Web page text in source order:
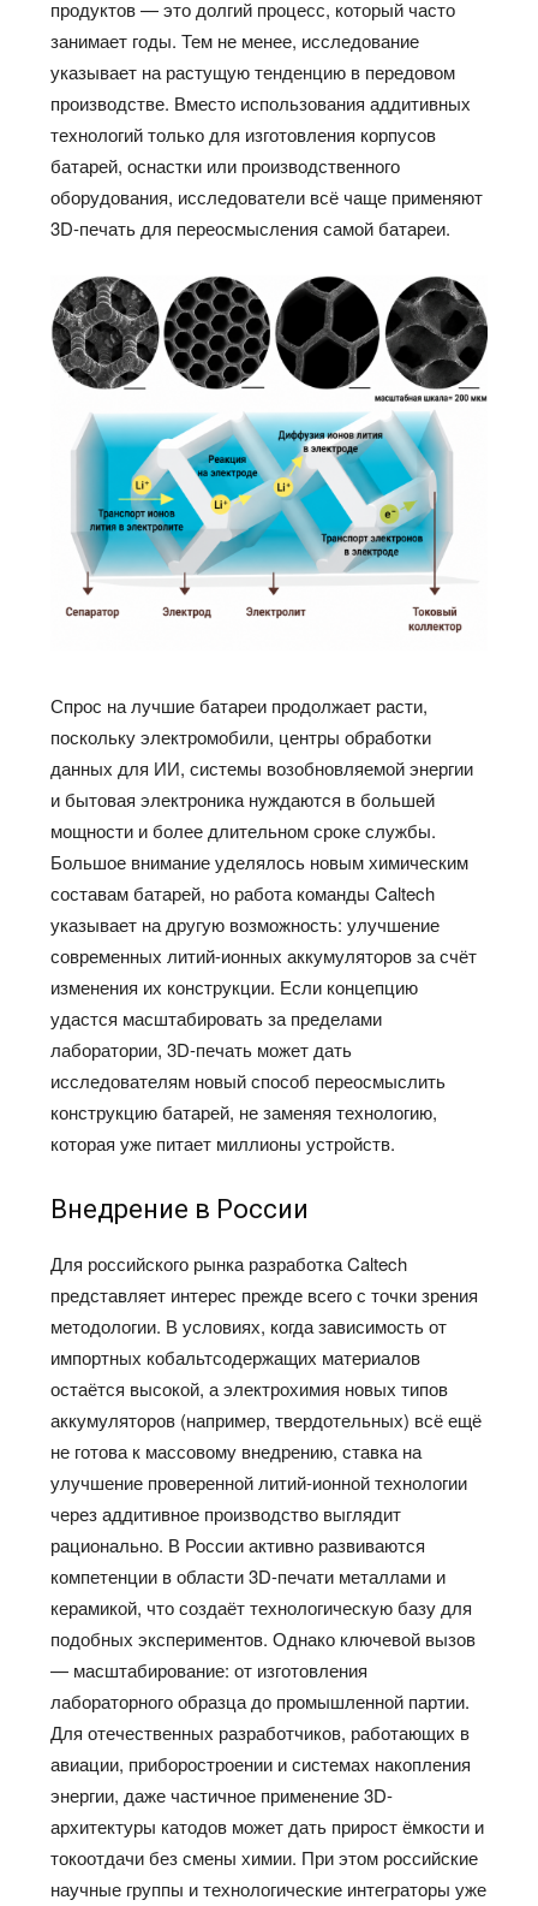
продуктов — это долгий процесс, который часто
занимает годы. Тем не менее, исследование
указывает на растущую тенденцию в передовом
производстве. Вместо использования аддитивных
технологий только для изготовления корпусов
батарей, оснастки или производственного
оборудования, исследователи всё чаще применяют
3D-печать для переосмысления самой батареи.
Спрос на лучшие батареи продолжает расти,
поскольку электромобили, центры обработки
данных для ИИ, системы возобновляемой энергии
и бытовая электроника нуждаются в большей
мощности и более длительном сроке службы.
Большое внимание уделялось новым химическим
составам батарей, но работа команды Caltech
указывает на другую возможность: улучшение
современных литий-ионных аккумуляторов за счёт
изменения их конструкции. Если концепцию
удастся масштабировать за пределами
лаборатории, 3D-печать может дать
исследователям новый способ переосмыслить
конструкцию батарей, не заменяя технологию,
которая уже питает миллионы устройств.
Внедрение в России
Для российского рынка разработка Caltech
представляет интерес прежде всего с точки зрения
методологии. В условиях, когда зависимость от
импортных кобальтсодержащих материалов
остаётся высокой, а электрохимия новых типов
аккумуляторов (например, твердотельных) всё ещё
не готова к массовому внедрению, ставка на
улучшение проверенной литий-ионной технологии
через аддитивное производство выглядит
рационально. В России активно развиваются
компетенции в области 3D-печати металлами и
керамикой, что создаёт технологическую базу для
подобных экспериментов. Однако ключевой вызов
— масштабирование: от изготовления
лабораторного образца до промышленной партии.
Для отечественных разработчиков, работающих в
авиации, приборостроении и системах накопления
энергии, даже частичное применение 3D-
архитектуры катодов может дать прирост ёмкости и
токоотдачи без смены химии. При этом российские
научные группы и технологические интеграторы уже